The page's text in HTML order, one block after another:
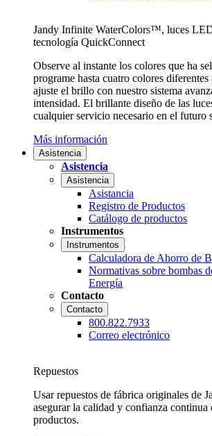
Jandy Infinite WaterColors™, luces
tecnología QuickConnect
Observe al instante los colores que ha
programe hasta cuatro colores diferentes
ajuste el brillo con nuestro sistema
intensidad. El brillante diseño de las
cualquier servicio necesario en el futuro
Más información
Asistencia
Asistencia
Asistencia
Asistancia
Registro de Productos
Catálogo de productos
Instrumentos
Instrumentos
Calculadora de Ahorro de
Normativas sobre bombas
Energía
Contacto
Contacto
800.822.7933
Correo electrónico
Repuestos
Usar repuestos de fábrica originales de
asegurar la calidad y confianza continua
productos.